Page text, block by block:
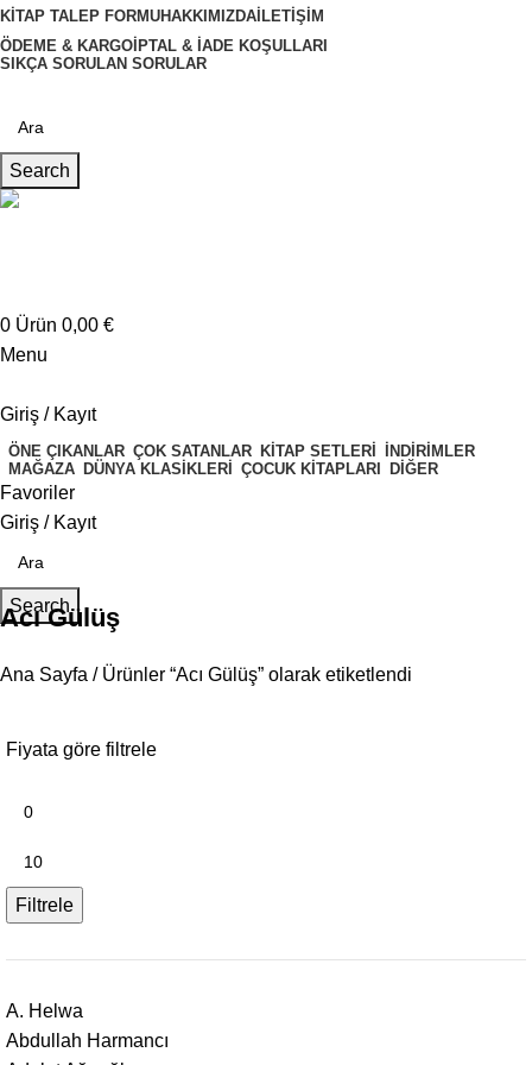
KITAP TALEP FORMUHAKKIMIZDA İLETIŞIM
ÖDEME & KARGO İPTAL & İADE KOŞULLARI
SIKÇA SORULAN SORULAR
Search
0 Ürün 0,00 €
Menu
Giriş / Kayıt
ÖNE ÇIKANLAR ÇOK SATANLAR KITAP SETLERI İNDIRIMLER
MAĞAZA DÜNYA KLASIKLERI ÇOCUK KITAPLARI DIĞER
Favoriler
Giriş / Kayıt
Search
Acı Gülüş
Ana Sayfa Ürünler “Acı Gülüş” olarak etiketlendi
Fiyata göre filtrele
Filtrele
A. Helwa
Abdullah Harmancı